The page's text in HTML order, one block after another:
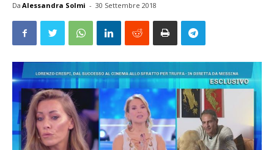
Da Alessandra Solmi - 30 Settembre 2018